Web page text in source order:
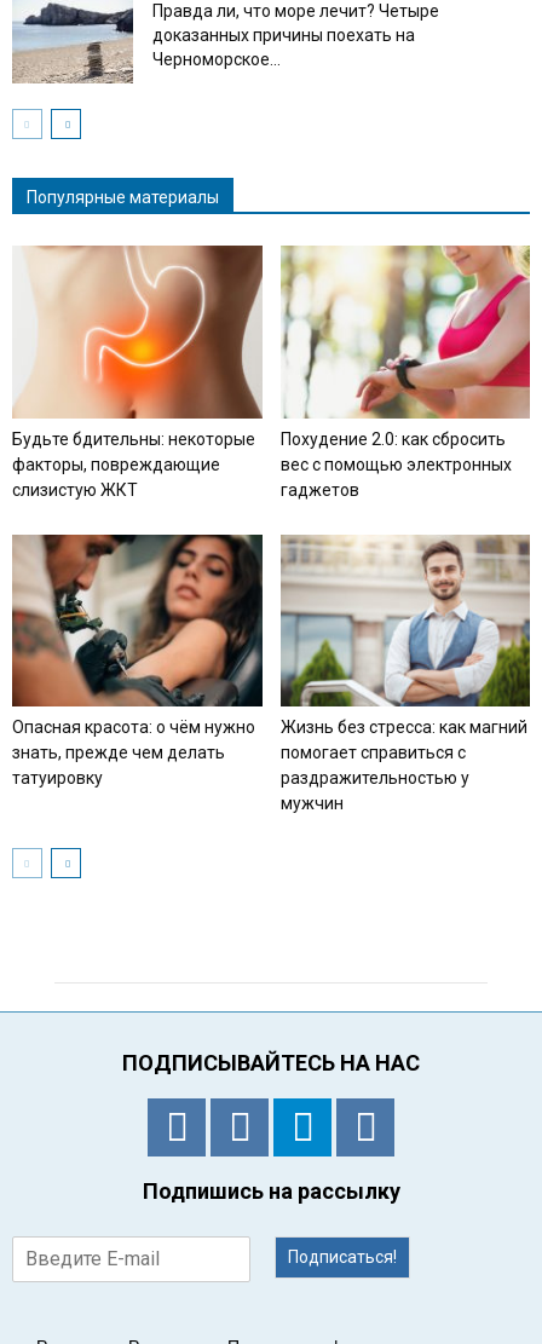
Правда ли, что море лечит? Четыре
доказанных причины поехать на
Черноморское...
Популярные материалы
Будьте бдительны: некоторые
факторы, повреждающие
слизистую ЖКТ
Похудение 2.0: как сбросить
вес с помощью электронных
гаджетов
Опасная красота: о чём нужно
знать, прежде чем делать
татуировку
Жизнь без стресса: как магний
помогает справиться с
раздражительностью у
мужчин
ПОДПИСЫВАЙТЕСЬ НА НАС
Подпишись на рассылку
Подписаться!